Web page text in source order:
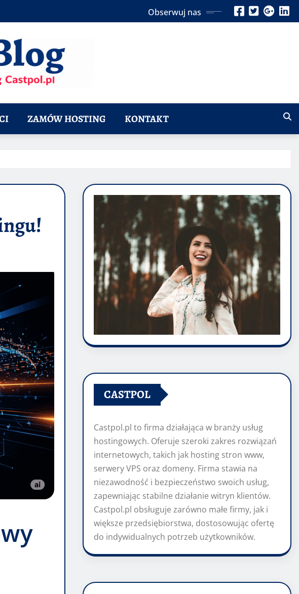
Obserwuj nas
ZAMÓW HOSTING KONTAKT
CASTPOL
Castpol.pl to firma działająca w branży usług
hostingowych. Oferuje szeroki zakres rozwiązań
internetowych, takich jak hosting stron www,
serwery VPS oraz domeny. Firma stawia na
niezawodność i bezpieczeństwo swoich usług,
zapewniając stabilne działanie witryn klientów.
Castpol.pl obsługuje zarówno małe firmy, jak i
większe przedsiębiorstwa, dostosowując ofertę
do indywidualnych potrzeb użytkowników.